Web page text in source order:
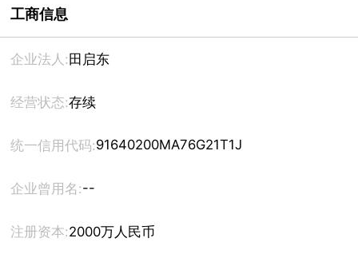
工商信息
企业法人:田启东
经营状态:存续
统一信用代码:91640200MA76G21T1J
企业曾用名:--
注册资本:2000万人民币